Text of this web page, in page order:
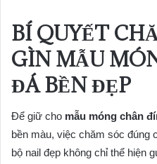
BÍ QUYẾT
GÌN MẪU
ĐÁ BỀN ĐẸP
Để giữ cho mẫu móng chân
bền màu, việc chăm sóc đúng
bộ nail đẹp không chỉ thể hiện